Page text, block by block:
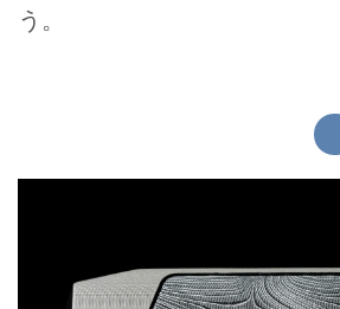
う。